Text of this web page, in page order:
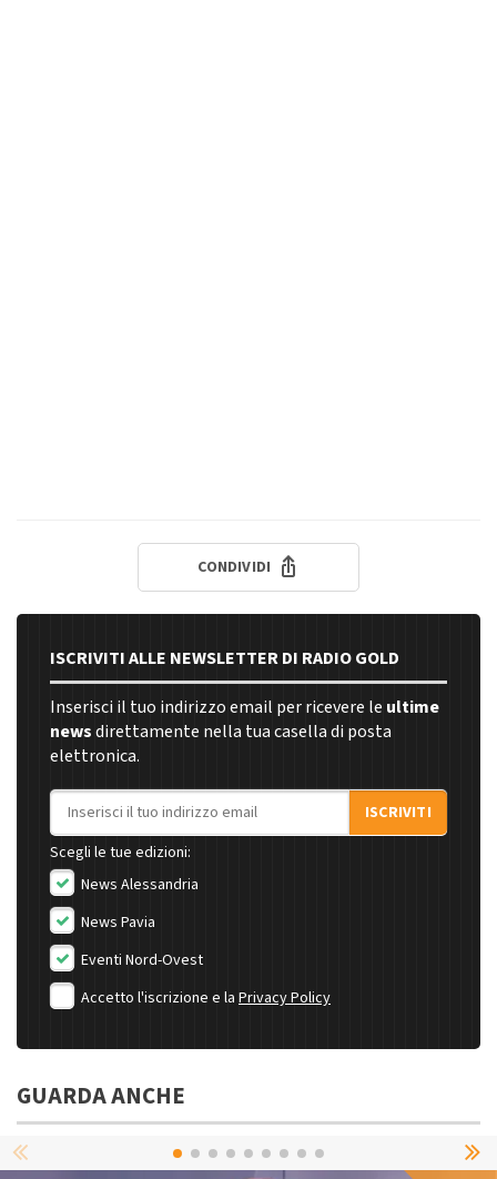
CONDIVIDI
ISCRIVITI ALLE NEWSLETTER DI RADIO GOLD
Inserisci il tuo indirizzo email per ricevere le ultime
newsdirettamente nella tua casella di posta
elettronica.
Indirizzo email
ISCRIVITI
Scegli le tue edizioni:
News Alessandria
News Pavia
Eventi Nord-Ovest
Accetto l'iscrizione e la Privacy Policy
GUARDA ANCHE